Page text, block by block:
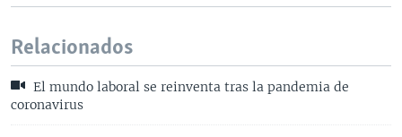
Relacionados
El mundo laboral se reinventa tras la pandemia de
coronavirus